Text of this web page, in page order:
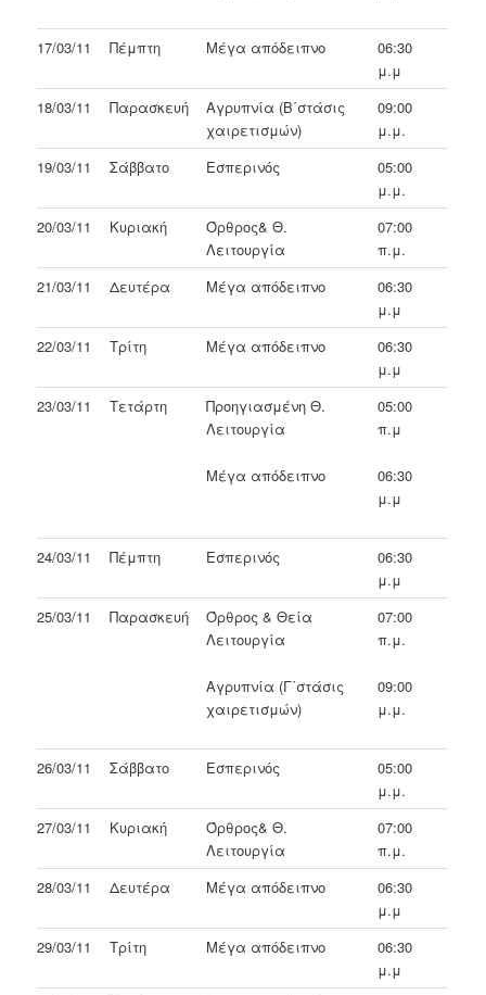
17/03/11 Πέμπτη Μέγα απόδειπνο
06:30
μ.μ
18/03/11
Παρασκευή
Αγρυπνία (Β΄στάσις
χαιρετισμών)
09:00
μ.μ.
19/03/11
Σάββατο Εσπερινός
05:00
μ.μ.
20/03/11
Κυριακή
Όρθρος& Θ.
Λειτουργία
07:00
π.μ.
21/03/11
Δευτέρα Μέγα απόδειπνο
06:30
μ.μ
22/03/11
Τρίτη Μέγα απόδειπνο
06:30
μ.μ
23/03/11
Τετάρτη
Προηγιασμένη Θ.
Λειτουργία
Μέγα απόδειπνο
05:00
π.μ
06:30
μ.μ
24/03/11 Πέμπτη Εσπερινός
06:30
μ.μ
25/03/11
Παρασκευή
Όρθρος & Θεία
Λειτουργία
Αγρυπνία (Γ΄στάσις
χαιρετισμών)
07:00
π.μ.
09:00
μ.μ.
26/03/11 Σάββατο Εσπερινός
05:00
μ.μ.
27/03/11
Κυριακή
Όρθρος& Θ.
Λειτουργία
07:00
π.μ.
28/03/11
Δευτέρα Μέγα απόδειπνο
06:30
μ.μ
29/03/11
Τρίτη Μέγα απόδειπνο
06:30
μ.μ